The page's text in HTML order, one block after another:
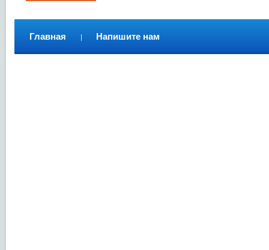
Главная Напишите нам